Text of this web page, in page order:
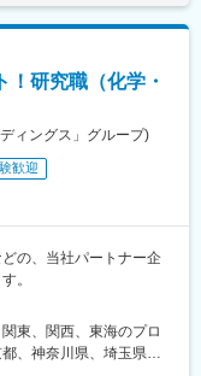
研究職（化学・
ィングス」グループ)
歓迎
の、当社パートナー企
。
東、関西、東海のプロ
、神奈川県、埼玉県、